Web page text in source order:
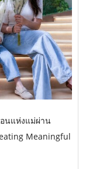
นแห่งแม่ผ่าน
Meaningful